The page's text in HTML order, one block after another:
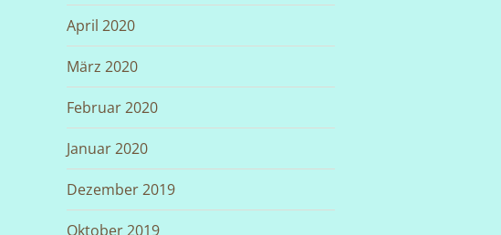
April 2020
März 2020
Februar 2020
Januar 2020
Dezember 2019
Oktober 2019